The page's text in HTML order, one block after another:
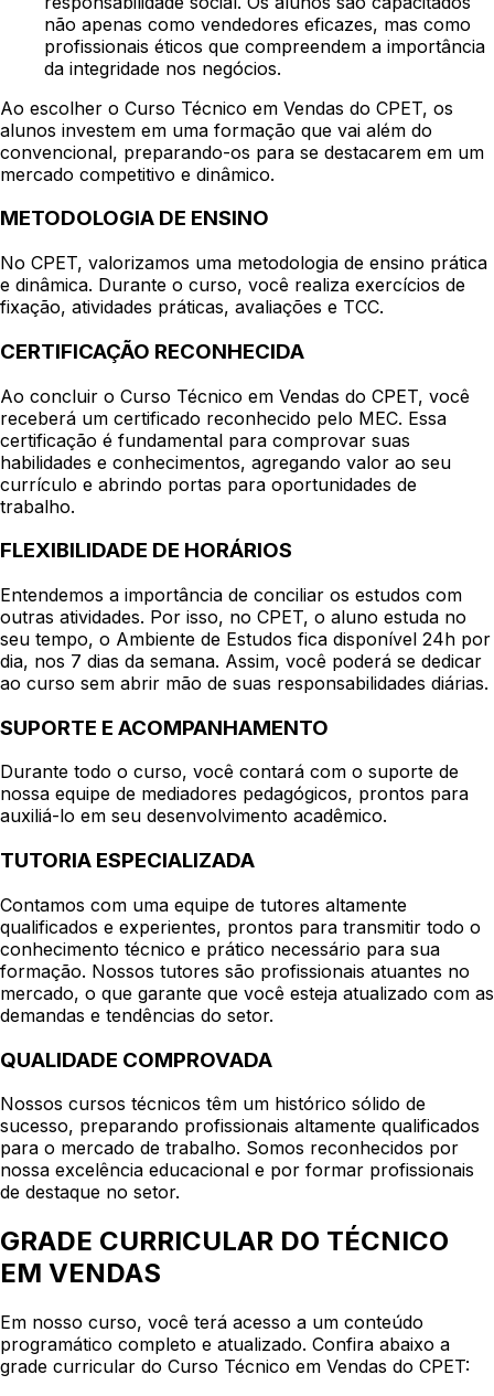
não apenas como vendedores eficazes, mas como
profissionais éticos que compreendem a importância
da integridade nos negócios.
Ao escolher o Curso Técnico em Vendas do CPET, os
alunos investem em uma formação que vai além do
convencional, preparando-os para se destacarem em um
mercado competitivo e dinâmico.
METODOLOGIA DE ENSINO
No CPET, valorizamos uma metodologia de ensino prática
e dinâmica. Durante o curso, você realiza exercícios de
fixação, atividades práticas, avaliações e TCC.
CERTIFICAÇÃO RECONHECIDA
Ao concluir o Curso Técnico em Vendas do CPET, você
receberá um certificado reconhecido pelo MEC. Essa
certificação é fundamental para comprovar suas
habilidades e conhecimentos, agregando valor ao seu
currículo e abrindo portas para oportunidades de
trabalho.
FLEXIBILIDADE DE HORÁRIOS
Entendemos a importância de conciliar os estudos com
outras atividades. Por isso, no CPET, o aluno estuda no
seu tempo, o Ambiente de Estudos fica disponível 24h por
dia, nos 7 dias da semana. Assim, você poderá se dedicar
ao curso sem abrir mão de suas responsabilidades diárias.
SUPORTE E ACOMPANHAMENTO
Durante todo o curso, você contará com o suporte de
nossa equipe de mediadores pedagógicos, prontos para
auxiliá-lo em seu desenvolvimento acadêmico.
TUTORIA ESPECIALIZADA
Contamos com uma equipe de tutores altamente
qualificados e experientes, prontos para transmitir todo o
conhecimento técnico e prático necessário para sua
formação. Nossos tutores são profissionais atuantes no
mercado, o que garante que você esteja atualizado com as
demandas e tendências do setor.
QUALIDADE COMPROVADA
Nossos cursos técnicos têm um histórico sólido de
sucesso, preparando profissionais altamente qualificados
para o mercado de trabalho. Somos reconhecidos por
nossa excelência educacional e por formar profissionais
de destaque no setor.
GRADE CURRICULAR DO TÉCNICO
EM VENDAS
Em nosso curso, você terá acesso a um conteúdo
programático completo e atualizado. Confira abaixo a
grade curricular do Curso Técnico em Vendas do CPET: